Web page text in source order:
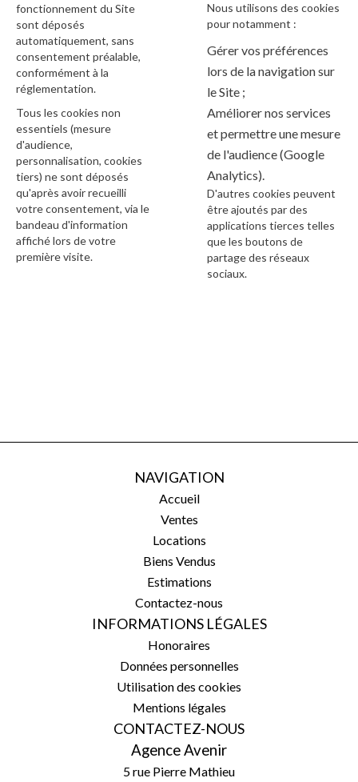
fonctionnement du Site
sont déposés
automatiquement, sans
consentement préalable,
conformément à la
réglementation.
Tous les cookies non
essentiels (mesure
d'audience,
personnalisation, cookies
tiers) ne sont déposés
qu'après avoir recueilli
votre consentement, via le
bandeau d'information
affiché lors de votre
première visite.
Nous utilisons des cookies
pour notamment :
Gérer vos préférences
lors de la navigation sur
le Site ;
Améliorer nos services
et permettre une mesure
de l'audience (Google
Analytics).
D'autres cookies peuvent
être ajoutés par des
applications tierces telles
que les boutons de
partage des réseaux
sociaux.
NAVIGATION
Accueil
Ventes
Locations
Biens Vendus
Estimations
Contactez-nous
INFORMATIONS LÉGALES
Honoraires
Données personnelles
Utilisation des cookies
Mentions légales
CONTACTEZ-NOUS
Agence Avenir
5 rue Pierre Mathieu